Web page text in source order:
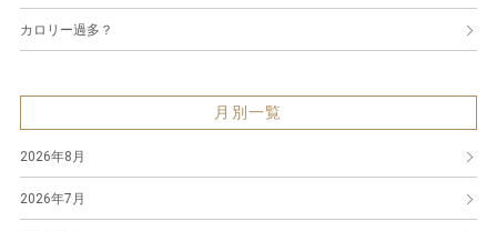
カロリー過多？
月別一覧
2026年8月
2026年7月